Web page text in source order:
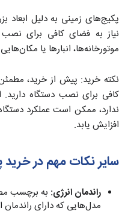
پکیج‌های زمینی به دلیل ابعاد
نیاز به فضای کافی برای نصب
موتورخانه‌ها، انبارها یا
نکته خرید: پیش از خرید،
کافی برای نصب دستگاه دارید.
ندارد، ممکن است عملکرد
افزایش یابد.
سایر نکات مهم در
راندمان انرژی: به برچسب
مدل‌هایی که دارای راندمان